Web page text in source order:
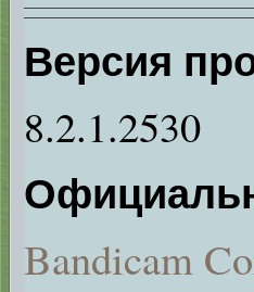
Версия
8.2.1.2530
Bandicam